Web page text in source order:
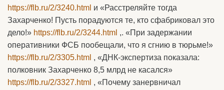
https://flb.ru/2/3240.html и «Расстреляйте тогда
Захарченко! Пусть порадуются те, кто сфабриковал это
дело!» https://flb.ru/2/3244.html ,. «При задержании
оперативники ФСБ пообещали, что я сгнию в тюрьме!»
https://flb.ru/2/3305.html , «ДНК-экспертиза показала:
полковник Захарченко 8,5 млрд не касался»
https://flb.ru/2/3327.html , «Почему занервничал